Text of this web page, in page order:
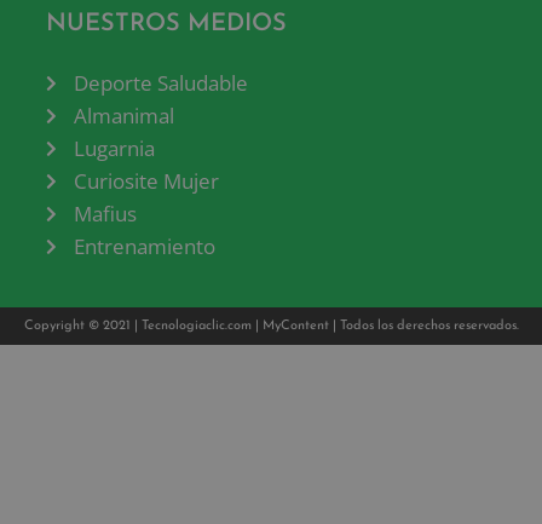
NUESTROS MEDIOS
Deporte Saludable
Almanimal
Lugarnia
Curiosite Mujer
Mafius
Entrenamiento
Copyright © 2021 | Tecnologiaclic.com MyContent| Todos los derechos reservados.